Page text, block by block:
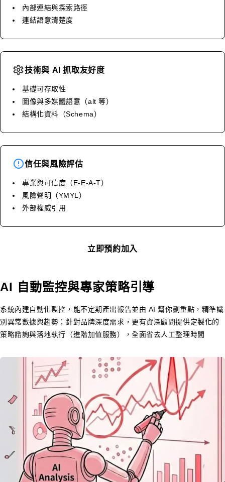
內部連結與探索路徑
連結語意清楚度
技術與 AI 抓取友好度
基礎可存取性
圖像與多媒體語意（alt 等）
結構化資料（Schema）
信任與風險評估
專業與可信度（E-E-A-T）
風險聲明（YMYL）
外部權威引用
立即預約加入
AI 自動監控與專家策略引導
系統內建自動化監控，能不定期產出報告並由 AI 幫你劃重點，精準識
別異常數據與趨勢；針對品牌深度需求，更有資深顧問提供定製化的
策略諮詢與落地執行（進階加值服務），全面省去人工整理時間